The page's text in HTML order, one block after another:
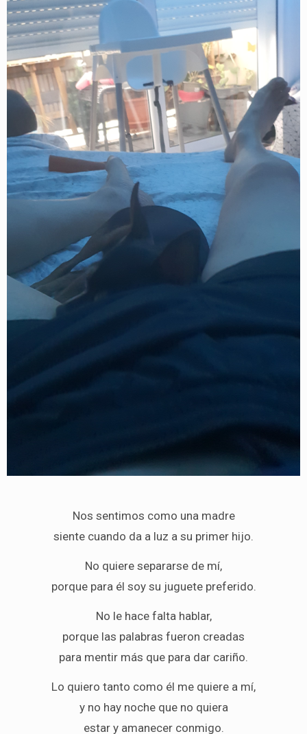
Nos sentimos como una madre
siente cuando da a luz a su primer hijo.
No quiere separarse de mí,
porque para él soy su juguete preferido.
No le hace falta hablar,
porque las palabras fueron creadas
para mentir más que para dar cariño.
Lo quiero tanto como él me quiere a mí,
y no hay noche que no quiera
estar y amanecer conmigo.